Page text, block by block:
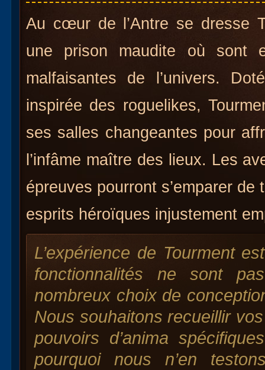
Au cœur de l’Antre se dresse
une prison maudite où sont
malfaisantes de l’univers.
inspirée des roguelikes,
ses salles changeantes pour
l’infâme maître des lieux. Les
épreuves pourront s’emparer
esprits héroïques injustement
L’expérience de Tourment
fonctionnalités ne sont
nombreux choix de
Nous souhaitons recueillir
pouvoirs d’anima
pourquoi nous n’en